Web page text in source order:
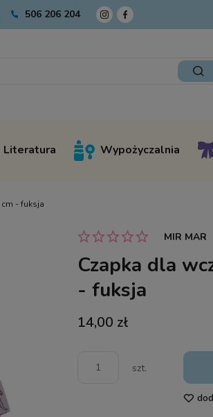
506 206 204
Literatura Wypożyczalnia
- fuksja
MIR MAR
Czapka dla
- fuksja
14,00 zł
szt.